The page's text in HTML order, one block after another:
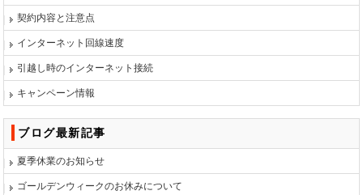
契約内容と注意点
インターネット回線速度
引越し時のインターネット接続
キャンペーン情報
ブログ最新記事
夏季休業のお知らせ
ゴールデンウィークのお休みについて